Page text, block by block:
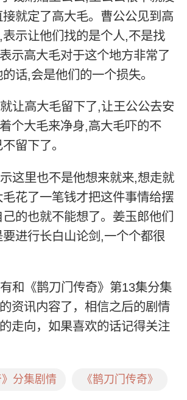
就定了高大毛。曹公公见到高
示让他们找的是个人,不是找
示高大毛对于这个地方非常了
话,会是他们的一个损失。
让高大毛留下了,让王公公去安
个大毛来净身,高大毛吓的不
留下了。
这里也不是他想来就来,想走就
花了一笔钱才把这件事情给摆
的也就不能想了。姜玉郎他们
进行长白山论剑,一个个都很
和《鹊刀门传奇》第13集分集
资讯内容了，相信之后的剧情
走向，如果喜欢的话记得关注
》分集剧情 《鹊刀门传奇》